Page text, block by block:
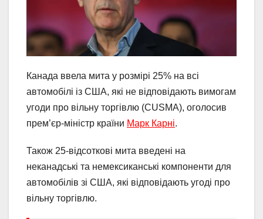
Канада ввела мита у розмірі 25% на всі
автомобілі із США, які не відповідають вимогам
угоди про вільну торгівлю (CUSMA), оголосив
прем’єр-міністр країни Марк Карні.
Також 25-відсоткові мита введені на
неканадські та немексиканські компоненти для
автомобілів зі США, які відповідають угоді про
вільну торгівлю.